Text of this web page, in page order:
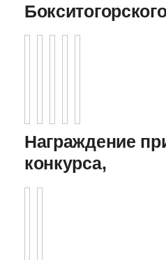
Награждение
конкурса,